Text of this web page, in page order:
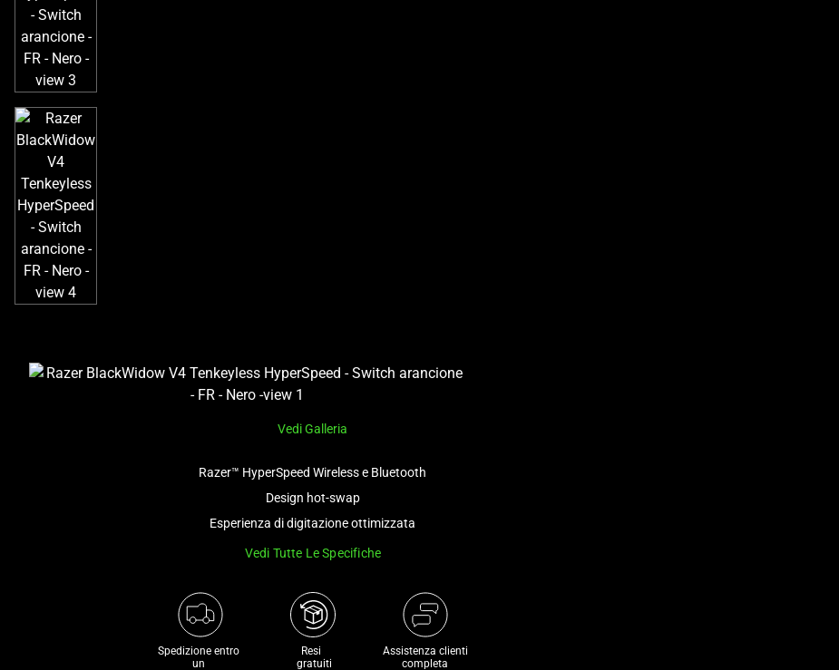
Vedi Galleria
Razer™ HyperSpeed Wireless e Bluetooth
Design hot-swap
Esperienza di digitazione ottimizzata
Vedi Tutte Le Specifiche
Spedizione entro
un
Resi
gratuiti
Assistenza clienti
completa